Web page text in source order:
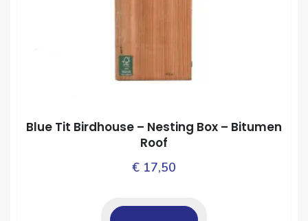
Blue Tit Birdhouse – Nesting Box – Bitumen
Roof
€ 17,50